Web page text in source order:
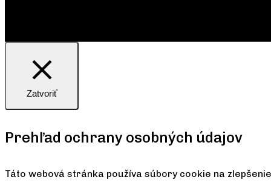
Zatvoriť
Prehľad ochrany osobných údajov
Táto webová stránka používa súbory cookie na